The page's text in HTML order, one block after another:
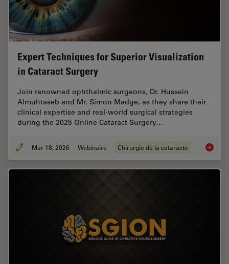
Expert Techniques for Superior Visualization
in Cataract Surgery
Join renowned ophthalmic surgeons, Dr. Hussein
Almuhtaseb and Mr. Simon Madge, as they share their
clinical expertise and real-world surgical strategies
during the 2025 Online Cataract Surgery…
Mar 18, 2026 Webinaire Chirurgie de la cataracte Expert